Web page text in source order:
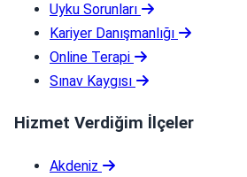
Uyku Sorunları
Kariyer Danışmanlığı
Online Terapi
Sınav Kaygısı
Hizmet Verdiğim İlçeler
Akdeniz